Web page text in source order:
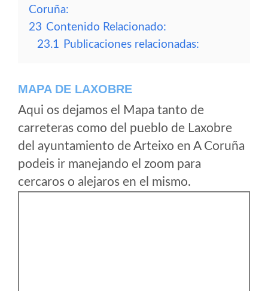
Coruña:
23 Contenido Relacionado:
23.1 Publicaciones relacionadas:
MAPA DE LAXOBRE
Aqui os dejamos el Mapa tanto de
carreteras como del pueblo de Laxobre
del ayuntamiento de Arteixo en A Coruña
podeis ir manejando el zoom para
cercaros o alejaros en el mismo.